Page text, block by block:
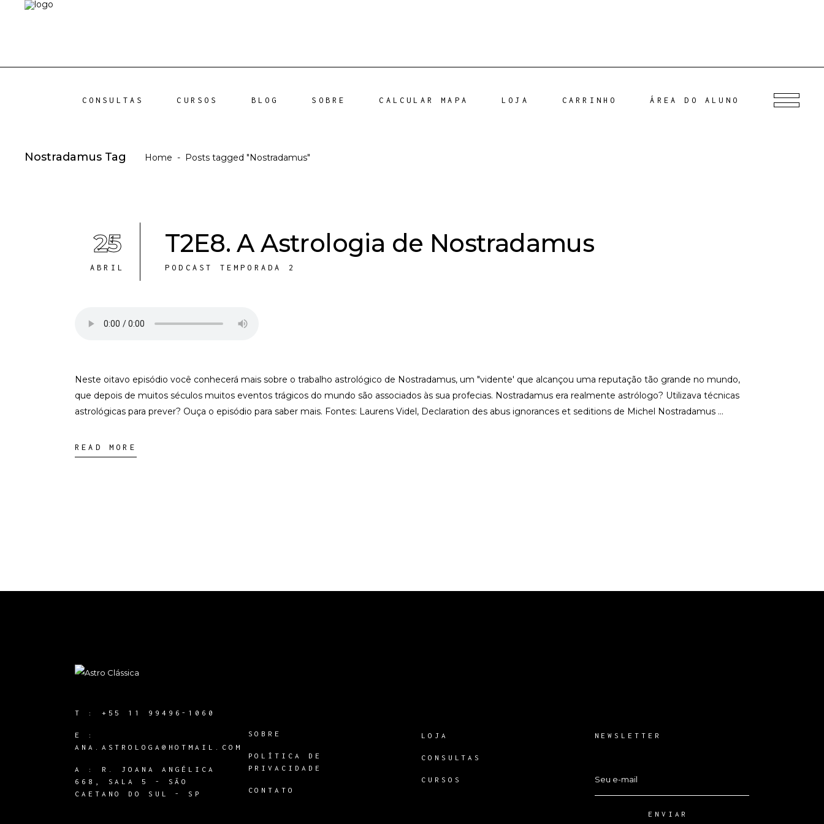
CONSULTAS CURSOS BLOG SOBRE CALCULAR MAPA LOJA CARRINHO ÁREA DO ALUNO
Nostradamus Tag Home - Posts tagged "Nostradamus"
25
ABRIL
T2E8. A Astrologia de Nostradamus
PODCAST TEMPORADA 2
Neste oitavo episódio você conhecerá mais sobre o trabalho astrológico de Nostradamus, um "vidente' que alcançou uma reputação tão grande no mundo,
que depois de muitos séculos muitos eventos trágicos do mundo são associados às sua profecias. Nostradamus era realmente astrólogo? Utilizava técnicas
astrológicas para prever? Ouça o episódio para saber mais. Fontes: Laurens Videl, Declaration des abus ignorances et seditions de Michel Nostradamus
READ MORE
T : +55 11 99496-1060
E :
ANA.ASTROLOGA@HOTMAIL.COM
A :
R. JOANA ANGÉLICA
668, SALA 5 - SÃO
CAETANO DO SUL - SP
SOBRE
POLÍTICA DE
PRIVACIDADE
CONTATO
LOJA
CONSULTAS
CURSOS
NEWSLETTER
ENVIAR